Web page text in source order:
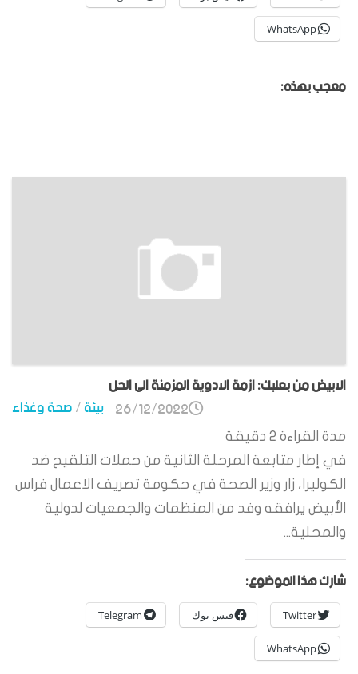
WhatsApp
معجب بهذه:
الابيض من بعلبك: ازمة الادوية المزمنة الى الحل
بيئة/صحة وغذاء 26/12/2022
مدة القراءة 2 دقيقة
في إطار متابعة المرحلة الثانية من حملات التلقيح ضد
الكوليرا، زار وزير الصحة في حكومة تصريف الاعمال فراس
الأبيض يرافقه وفد من المنظمات والجمعيات لدولية
والمحلية...
شارك هذا الموضوع:
Twitter فيس بوك Telegram
WhatsApp